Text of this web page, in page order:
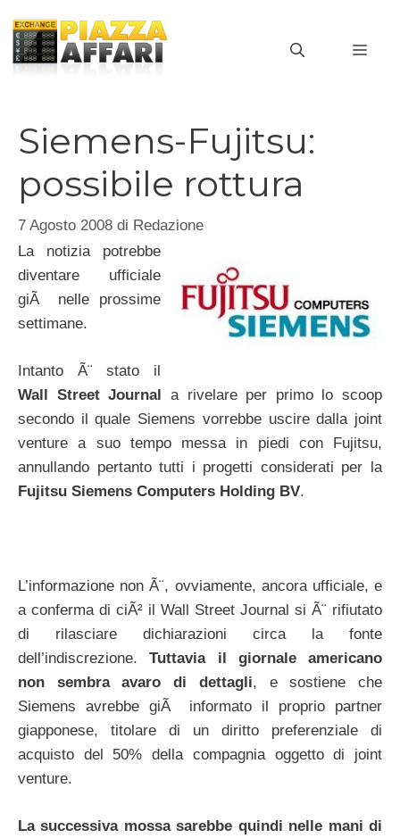
contenuto
Siemens-Fujitsu:
possibile rottura
7 Agosto 2008 di Redazione
La notizia potrebbe
diventare ufficiale
giÃ nelle prossime
settimane.
Intanto Ã¨ stato il
Wall Street Journal a rivelare per primo lo scoop
secondo il quale Siemens vorrebbe uscire dalla joint
venture a suo tempo messa in piedi con Fujitsu,
annullando pertanto tutti i progetti considerati per la
Fujitsu Siemens Computers Holding BV.
L’informazione non Ã¨, ovviamente, ancora ufficiale, e
a conferma di ciÃ² il Wall Street Journal si Ã¨ rifiutato
di rilasciare dichiarazioni circa la fonte
dell’indiscrezione.Tuttavia il giornale americano
non sembra avaro di dettagli, e sostiene che
Siemens avrebbe giÃ informato il proprio partner
giapponese, titolare di un diritto preferenziale di
acquisto del 50% della compagnia oggetto di joint
venture.
La successiva mossa sarebbe quindi nelle mani di